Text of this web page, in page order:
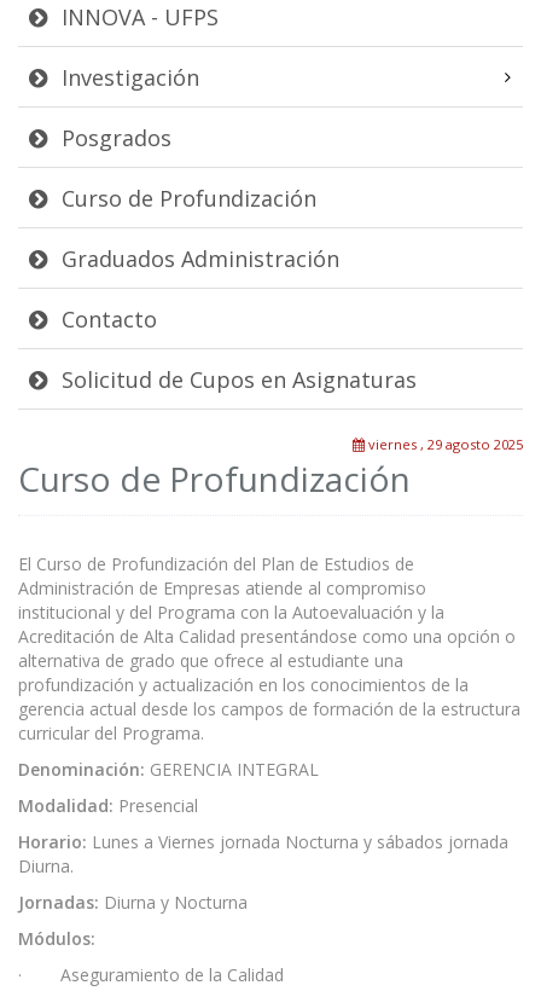
INNOVA - UFPS
Investigación
Posgrados
Curso de Profundización
Graduados Administración
Contacto
Solicitud de Cupos en Asignaturas
viernes , 29 agosto 2025
Curso de Profundización
El Curso de Profundización del Plan de Estudios de
Administración de Empresas atiende al compromiso
institucional y del Programa con la Autoevaluación y la
Acreditación de Alta Calidad presentándose como una opción o
alternativa de grado que ofrece al estudiante una
profundización y actualización en los conocimientos de la
gerencia actual desde los campos de formación de la estructura
curricular del Programa.
Denominación: GERENCIA INTEGRAL
Modalidad: Presencial
Horario: Lunes a Viernes jornada Nocturna y sábados jornada
Diurna.
Jornadas: Diurna y Nocturna
Módulos:
· Aseguramiento de la Calidad